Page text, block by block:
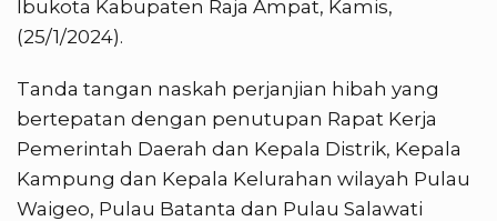
Ibukota Kabupaten Raja Ampat, Kamis,
(25/1/2024).
Tanda tangan naskah perjanjian hibah yang
bertepatan dengan penutupan Rapat Kerja
Pemerintah Daerah dan Kepala Distrik, Kepala
Kampung dan Kepala Kelurahan wilayah Pulau
Waigeo, Pulau Batanta dan Pulau Salawati